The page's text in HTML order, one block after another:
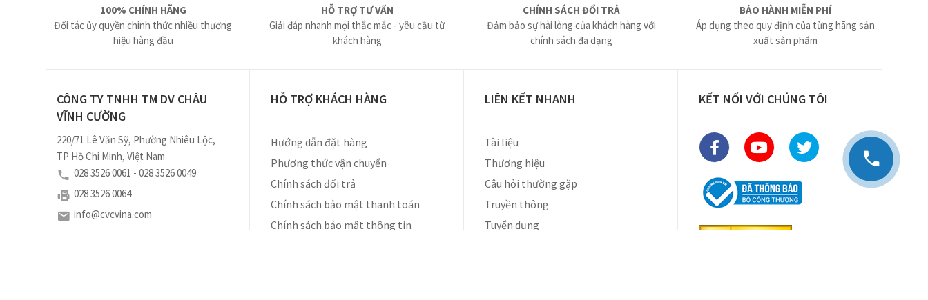
100% CHÍNH HÃNG
Đối tác ủy quyền chính thức nhiều thương
hiệu hàng đầu
HỖ TRỢ TƯ VẤN
Giải đáp nhanh mọi thắc mắc - yêu cầu từ
khách hàng
CHÍNH SÁCH ĐỔI TRẢ
Đảm bảo sự hài lòng của khách hàng với
chính sách đa dạng
BẢO HÀNH MIỄN PHÍ
Áp dụng theo quy định của từng hãng sản
xuất sản phẩm
CÔNG TY TNHH TM DV CHÂU
VĨNH CƯỜNG
220/71 Lê Văn Sỹ, Phường Nhiêu Lộc,
TP Hồ Chí Minh, Việt Nam
028 3526 0061 - 028 3526 0049
028 3526 0064
info@cvcvina.com
HỖ TRỢ KHÁCH HÀNG
Hướng dẫn đặt hàng
Phương thức vận chuyển
Chính sách đổi trả
Chính sách bảo mật thanh toán
Chính sách bảo mật thông tin
LIÊN KẾT NHANH
Tài liệu
Thương hiệu
Câu hỏi thường gặp
Truyền thông
Tuyển dụng
KẾT NỐI VỚI CHÚNG TÔI